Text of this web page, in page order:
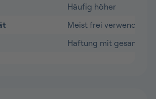
Häufig höher
Meist frei verwendbar
Haftung mit gesamtem